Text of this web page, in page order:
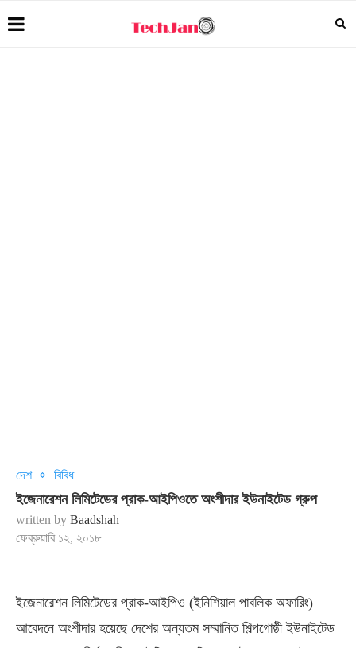
দেশ বিবিধ
ইজেনারেশন লিমিটেডের প্রাক-আইপিওতে অংশীদার ইউনাইটেড গ্রুপ
written by Baadshah
ফেব্রুয়ারি ১২, ২০১৮
ইজেনারেশন লিমিটেডের প্রাক-আইপিও (ইনিশিয়াল পাবলিক অফারিং)
আবেদনে অংশীদার হয়েছে দেশের অন্যতম সম্মানিত শিল্পগোষ্ঠী ইউনাইটেড